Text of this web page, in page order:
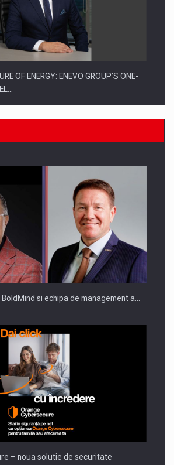
OF ENERGY: ENEVO GROUP’S ONE-
BUILT TO DELIVER TECHNOLOGY FOR
CORPORATE COMPANIES ON THE
SCENE
si echipa de management a…
– noua solutie de securitate